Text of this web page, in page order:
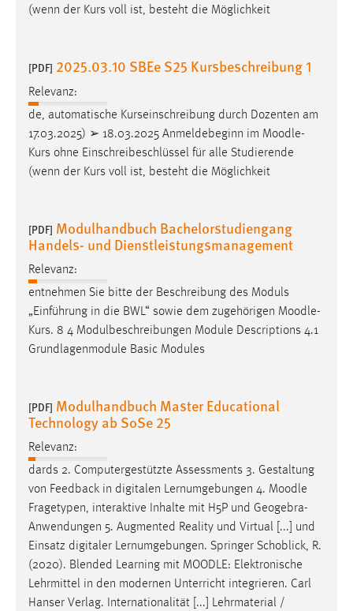
(wenn der Kurs voll ist, besteht die Möglichkeit
[PDF] 2025.03.10 SBEe S25 Kursbeschreibung 1
Relevanz:
de, automatische Kurseinschreibung durch Dozenten am
17.03.2025) ➢ 18.03.2025 Anmeldebeginn im Moodle-
Kurs ohne Einschreibeschlüssel für alle Studierende
(wenn der Kurs voll ist, besteht die Möglichkeit
[PDF] Modulhandbuch Bachelorstudiengang
Handels- und Dienstleistungsmanagement
Relevanz:
entnehmen Sie bitte der Beschreibung des Moduls
„Einführung in die BWL“ sowie dem zugehörigen Moodle-
Kurs. 8 4 Modulbeschreibungen Module Descriptions 4.1
Grundlagenmodule Basic Modules
[PDF] Modulhandbuch Master Educational
Technology ab SoSe 25
Relevanz:
dards 2. Computergestützte Assessments 3. Gestaltung
von Feedback in digitalen Lernumgebungen 4. Moodle
Fragetypen, interaktive Inhalte mit H5P und Geogebra-
Anwendungen 5. Augmented Reality und Virtual [...] und
Einsatz digitaler Lernumgebungen. Springer Schoblick, R.
(2020). Blended Learning mit MOODLE: Elektronische
Lehrmittel in den modernen Unterricht integrieren. Carl
Hanser Verlag. Internationalität [...] Lehrmaterial /
EXTERNE MEDIEN
externen Medien Cookies gesetzt.
YouTube
Vimeo